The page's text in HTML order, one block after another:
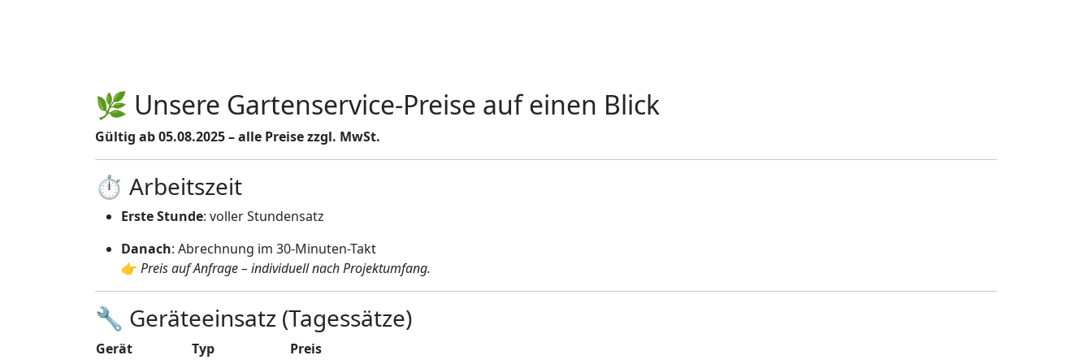
🌿 Unsere Gartenservice-Preise auf einen Blick
Gültig ab 05.08.2025 – alle Preise zzgl. MwSt.
⏱️ Arbeitszeit
Erste Stunde: voller Stundensatz
Danach: Abrechnung im 30-Minuten-Takt
👉 Preis auf Anfrage – individuell nach Projektumfang.
🔧 Geräteeinsatz (Tagessätze)
Gerät Typ
Preis